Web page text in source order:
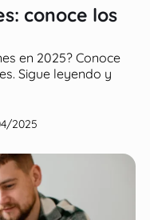
conoce los
en 2025? Conoce
Sigue leyendo y
2025